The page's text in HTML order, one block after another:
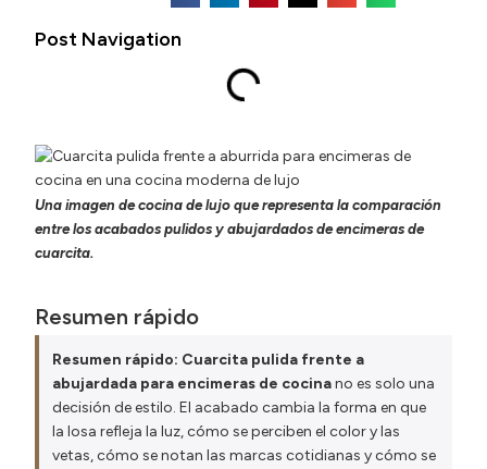
Post Navigation
Una imagen de cocina de lujo que representa la comparación
entre los acabados pulidos y abujardados de encimeras de
cuarcita.
Resumen rápido
Resumen rápido: Cuarcita pulida frente a
abujardada para encimeras de cocinano es solo una
decisión de estilo. El acabado cambia la forma en que
la losa refleja la luz, cómo se perciben el color y las
vetas, cómo se notan las marcas cotidianas y cómo se